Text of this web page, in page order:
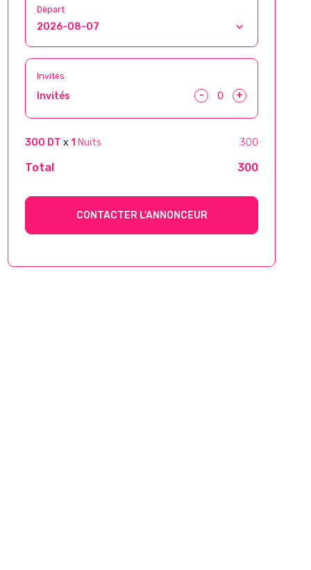
Départ
Invités
Invités - +
300 DT x 1 Nuits 300
Total 300
CONTACTER L'ANNONCEUR